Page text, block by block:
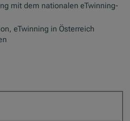
mit dem nationalen eTwinning-
eTwinning in Österreich